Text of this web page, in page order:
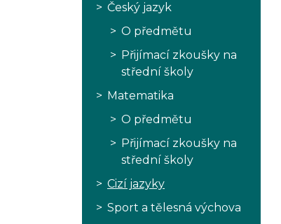
Český jazyk
O předmětu
Přijímací zkoušky na
střední školy
Matematika
O předmětu
Přijímací zkoušky na
střední školy
Cizí jazyky
Sport a tělesná výchova